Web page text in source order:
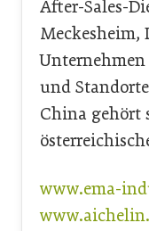
After-Sales-
Meckesheim,
und
China gehört
www.ema-